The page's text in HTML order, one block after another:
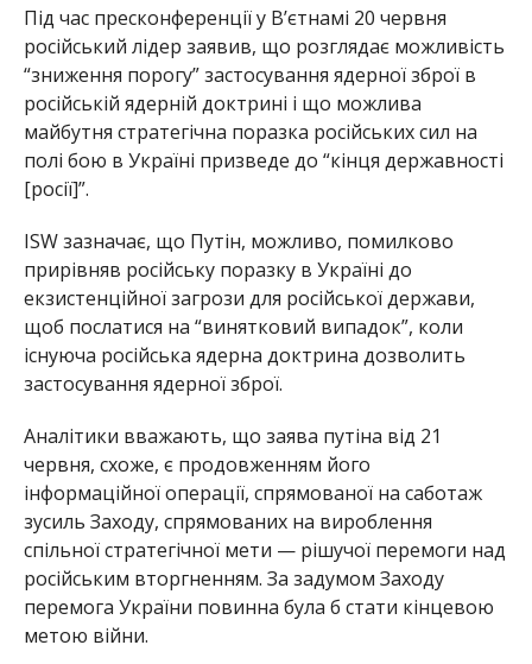
Під час пресконференції у В’єтнамі 20 червня
російський лідер заявив, що розглядає можливість
“зниження порогу” застосування ядерної зброї в
російській ядерній доктрині і що можлива
майбутня стратегічна поразка російських сил на
полі бою в Україні призведе до “кінця державності
[росії]”.
ISW зазначає, що Путін, можливо, помилково
прирівняв російську поразку в Україні до
екзистенційної загрози для російської держави,
щоб послатися на “винятковий випадок”, коли
існуюча російська ядерна доктрина дозволить
застосування ядерної зброї.
Аналітики вважають, що заява путіна від 21
червня, схоже, є продовженням його
інформаційної операції, спрямованої на саботаж
зусиль Заходу, спрямованих на вироблення
спільної стратегічної мети — рішучої перемоги над
російським вторгненням. За задумом Заходу
перемога України повинна була б стати кінцевою
метою війни.